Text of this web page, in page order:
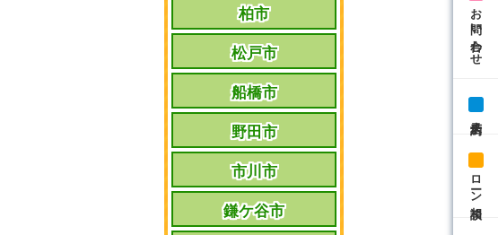
お問い合わせ
ローン相談
柏市
松戸市
船橋市
野田市
市川市
鎌ケ谷市